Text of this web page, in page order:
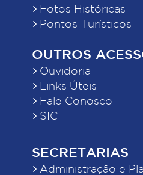
Fotos Históricas
Pontos Turísticos
OUTROS
Ouvidoria
Links Úteis
Fale Conosco
SIC
SECRETARIAS
Administração e